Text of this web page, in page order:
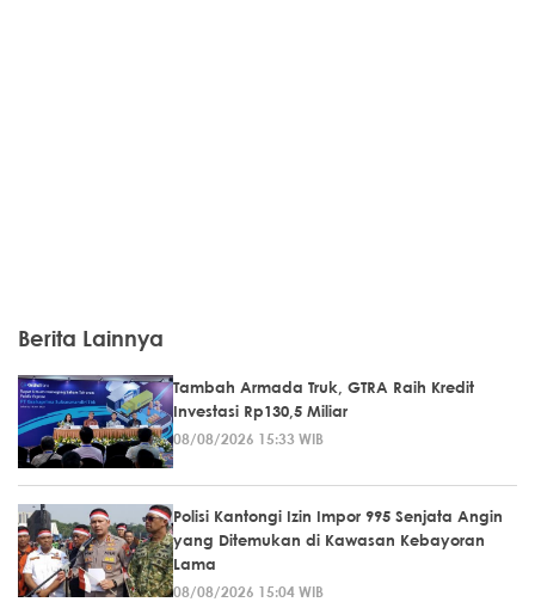
Berita Lainnya
Tambah Armada Truk, GTRA Raih Kredit
Investasi Rp130,5 Miliar
08/08/2026 15:33 WIB
Polisi Kantongi Izin Impor 995 Senjata Angin
yang Ditemukan di Kawasan Kebayoran
Lama
08/08/2026 15:04 WIB